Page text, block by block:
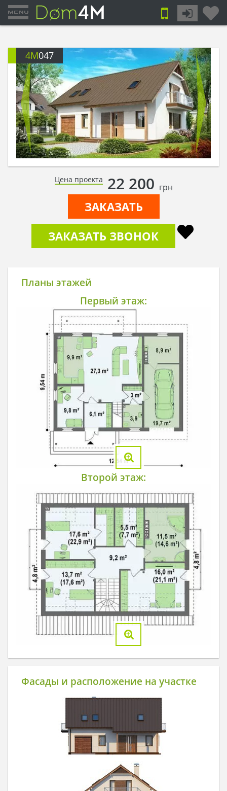
4M047
Цена проекта 22 200 грн
ЗАКАЗАТЬ
ЗАКАЗАТЬ ЗВОНОК
Планы этажей
Первый этаж:
Второй этаж:
Фасады и расположение на участке